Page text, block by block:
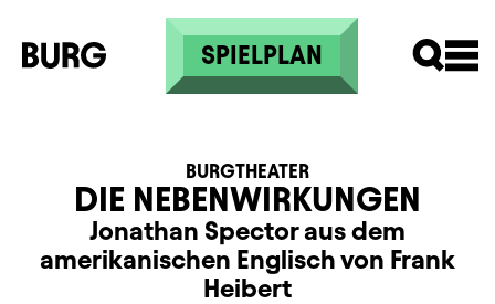
Skip to main content
SPIELPLAN
DIE NEBENWIRKUNGEN
BURGTHEATER
Jonathan Spector aus dem
amerikanischen Englisch von Frank
Heibert